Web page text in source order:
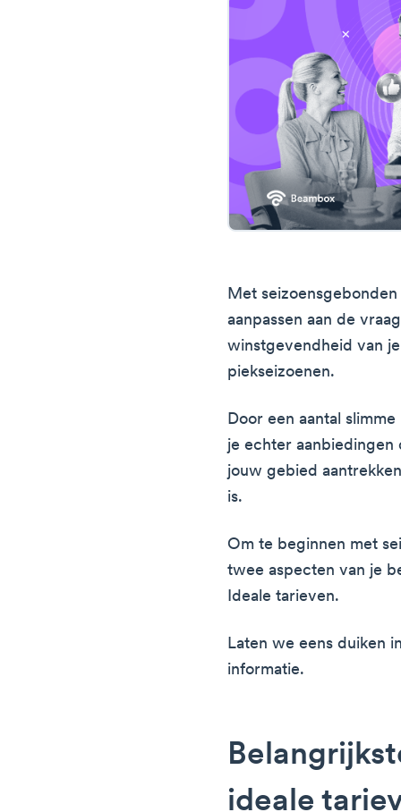
Met
aanpassen aan de
winstgevendheid van
piekseizoenen.
Door een aantal
je echter aanbiedingen
jouw gebied
is.
Om te beginnen met
twee aspecten van je
Ideale tarieven.
Laten we eens duiken
informatie.
ideale